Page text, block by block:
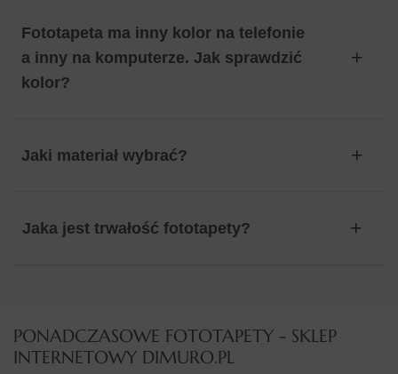
Fototapeta ma inny kolor na telefonie
a inny na komputerze. Jak sprawdzić
kolor?
Jaki materiał wybrać?
Jaka jest trwałość fototapety?
PONADCZASOWE FOTOTAPETY - SKLEP
INTERNETOWY DIMURO.PL​